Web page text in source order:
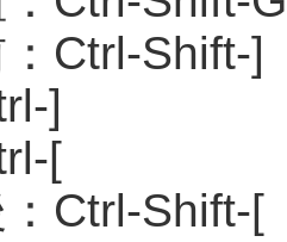
Ctrl-Shift-]
]
[
Ctrl-Shift-[